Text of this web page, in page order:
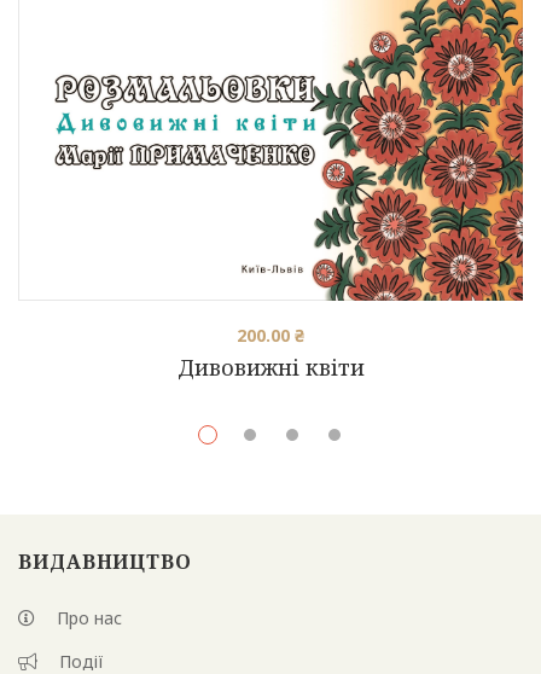
Дивовижні квіти
200.00 ₴
ВИДАВНИЦТВО
Про нас
Події